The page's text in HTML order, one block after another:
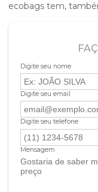
ecobags tem,
Digite seu nome
Digite seu email
Digite seu telefone
Mensagem